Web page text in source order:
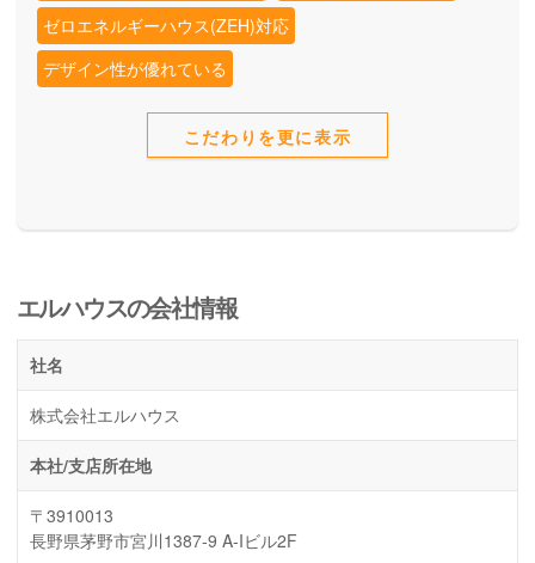
ゼロエネルギーハウス(ZEH)対応
デザイン性が優れている
こだわりを更に表示
エルハウスの会社情報
社名
株式会社エルハウス
本社/支店所在地
〒3910013
長野県茅野市宮川1387-9 A-Iビル2F